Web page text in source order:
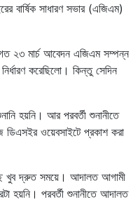
বার্ষিক সাধারণ সভার (এজিএম)
২৩ মার্চ আবেদন এজিএম সম্পন্ন
করেছিলো। কিন্তু সেদিন
হয়নি। আর পরবর্তী শুনানীতে
ওয়েবসাইটে প্রকাশ করা
খুব দ্রুত সময়ে। আদালত আগামী
হয়নি। পরবর্তী শুনানীতে আদালত